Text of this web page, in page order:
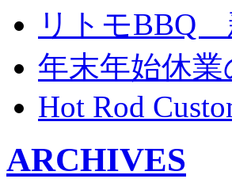
リトモBBQ
年末年始休
Hot Rod
ARCHIVES